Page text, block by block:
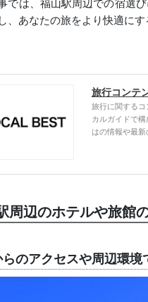
では、福山駅周辺での宿選
、あなたの旅をより快適にす
旅行コンテ
旅行に関する
カルガイドで
はの情報や最新
周辺のホテルや旅館
のアクセスや周辺環境